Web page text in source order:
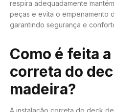
respira adequadamente
peças e evita o empenamento
garantindo segurança e
Como é feita
correta do
madeira?
A instalação correta do deck